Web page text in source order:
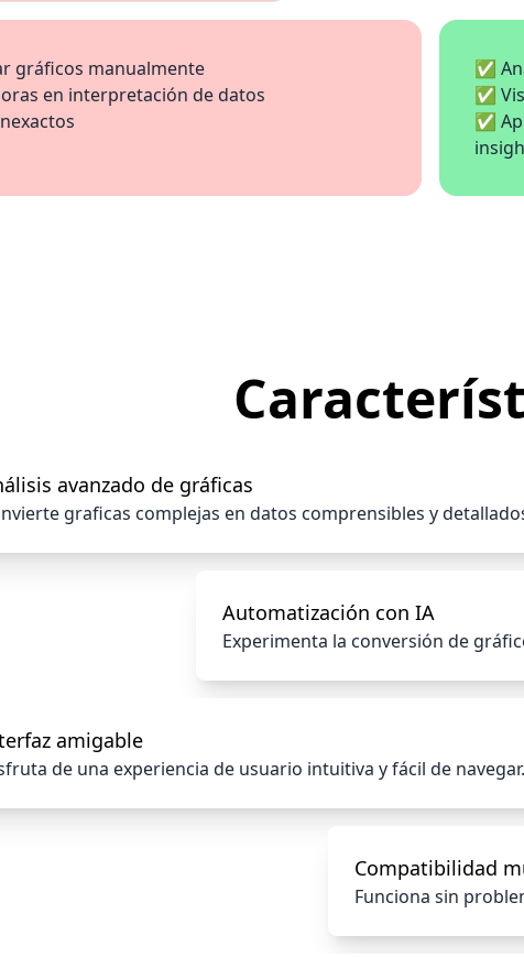
gráficos manualmente
en interpretación de datos
✅
✅
✅
avanzado de gráficas
graficas complejas en datos comprensibles y
Automatización con IA
Experimenta la conversión de
amigable
de una experiencia de usuario intuitiva y fácil de navegar.
Compatibilidad
Funciona sin